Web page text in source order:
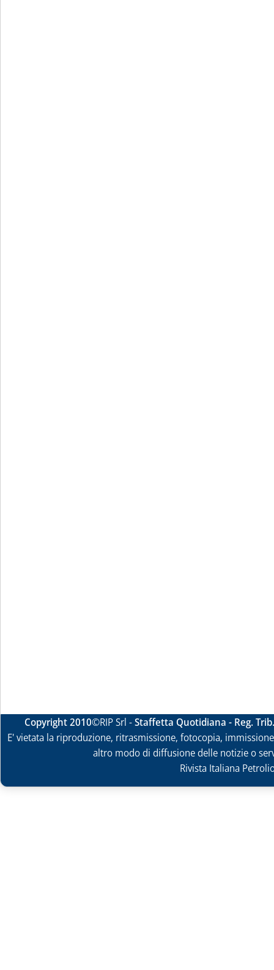
Copyright 2010©RIP Srl -Staffetta Quotidiana - Reg.
E' vietata la riproduzione, ritrasmissione, fotocopia,
altro modo di diffusione delle notizie o
Rivista Italiana